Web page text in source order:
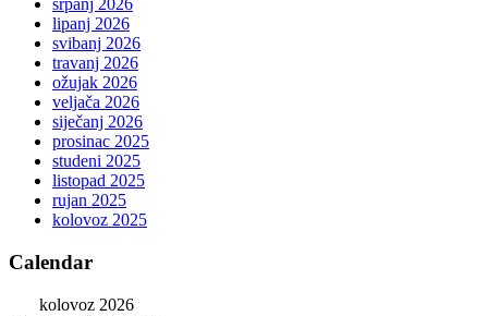
srpanj 2026
lipanj 2026
svibanj 2026
travanj 2026
ožujak 2026
veljača 2026
siječanj 2026
prosinac 2025
studeni 2025
listopad 2025
rujan 2025
kolovoz 2025
Calendar
kolovoz 2026